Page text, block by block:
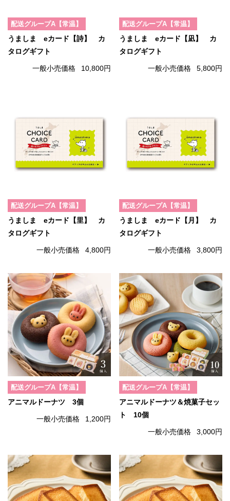
配送グループA【常温】
うましま eカード【詩】 カ
タログギフト
一般小売価格 10,800円
配送グループA【常温】
うましま eカード【凪】 カ
タログギフト
一般小売価格 5,800円
配送グループA【常温】
うましま eカード【里】 カ
タログギフト
一般小売価格 4,800円
配送グループA【常温】
うましま eカード【月】 カ
タログギフト
一般小売価格 3,800円
配送グループA【常温】
アニマルドーナツ 3個
一般小売価格 1,200円
配送グループA【常温】
アニマルドーナツ＆焼菓子セッ
ト 10個
一般小売価格 3,000円